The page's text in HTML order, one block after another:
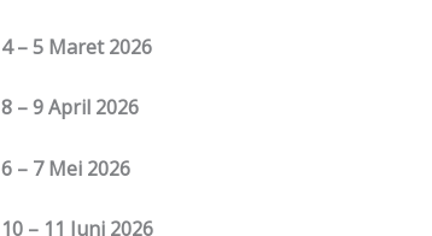
4 – 5 Maret 2026
8 – 9 April 2026
6 – 7 Mei 2026
10 – 11 Juni 2026